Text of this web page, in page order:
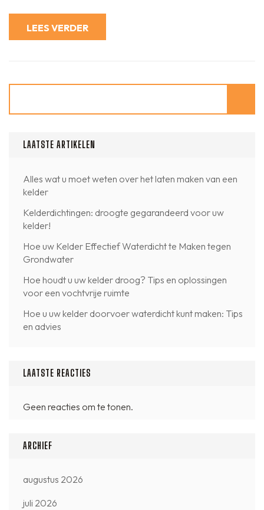
LEES VERDER
LAATSTE ARTIKELEN
Alles wat u moet weten over het laten maken van een
kelder
Kelderdichtingen: droogte gegarandeerd voor uw
kelder!
Hoe uw Kelder Effectief Waterdicht te Maken tegen
Grondwater
Hoe houdt u uw kelder droog? Tips en oplossingen
voor een vochtvrije ruimte
Hoe u uw kelder doorvoer waterdicht kunt maken: Tips
en advies
LAATSTE REACTIES
Geen reacties om te tonen.
ARCHIEF
augustus 2026
juli 2026